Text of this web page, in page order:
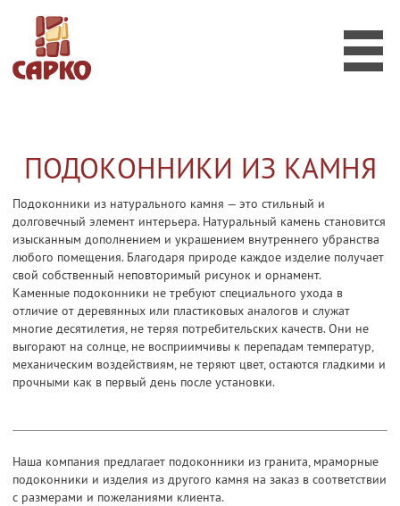
ФОТО РАБОТ
ОБЪЕКТЫ
УСЛУГИ
ВОПРОСЫ И ОТВЕТЫ
КОНТАКТЫ
EN
ПОДОКОННИКИ ИЗ КАМНЯ
Подоконники из натурального камня — это стильный и
долговечный элемент интерьера. Натуральный камень становится
изысканным дополнением и украшением внутреннего убранства
любого помещения. Благодаря природе каждое изделие получает
свой собственный неповторимый рисунок и орнамент.
Каменные подоконники не требуют специального ухода в
отличие от деревянных или пластиковых аналогов и служат
многие десятилетия, не теряя потребительских качеств. Они не
выгорают на солнце, не восприимчивы к перепадам температур,
механическим воздействиям, не теряют цвет, остаются гладкими и
прочными как в первый день после установки.
Наша компания предлагает подоконники из гранита, мраморные
подоконники и изделия из другого камня на заказ в соответствии
с размерами и пожеланиями клиента.